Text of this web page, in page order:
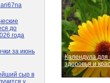
Календула для
здоровья и
до
года
за июнь
сыр в